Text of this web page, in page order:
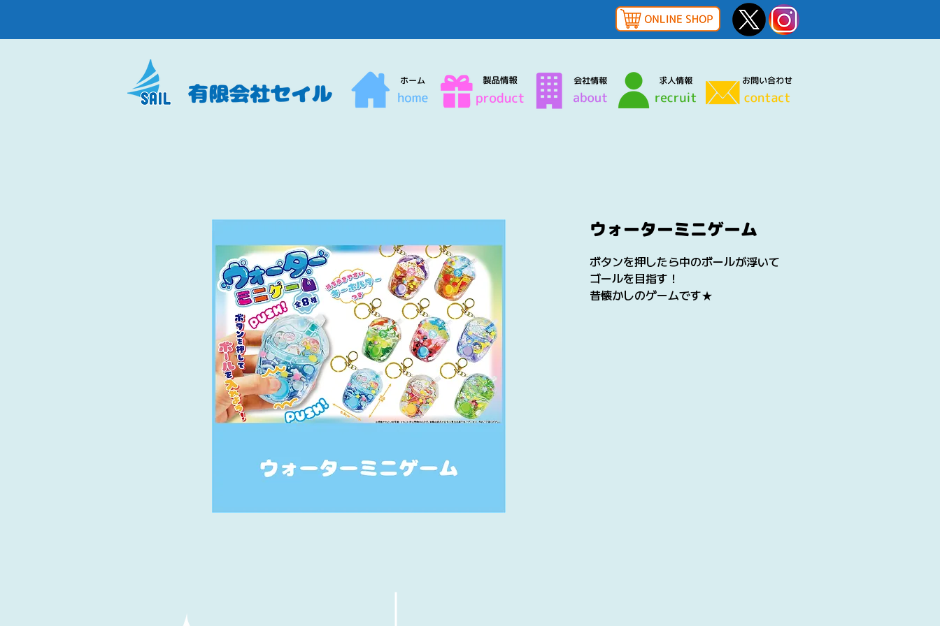
ウォーターミニゲーム
ボタンを押したら中のボールが浮いて
ゴールを目指す！
昔懐かしのゲームです★